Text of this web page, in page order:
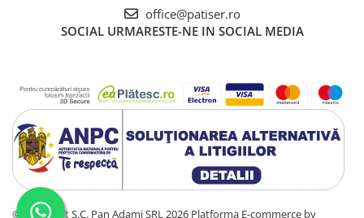
office@patiser.ro
SOCIAL URMARESTE-NE IN SOCIAL MEDIA
©Copyright S.C. Pan Adami SRL 2026 Platforma E-commerce by